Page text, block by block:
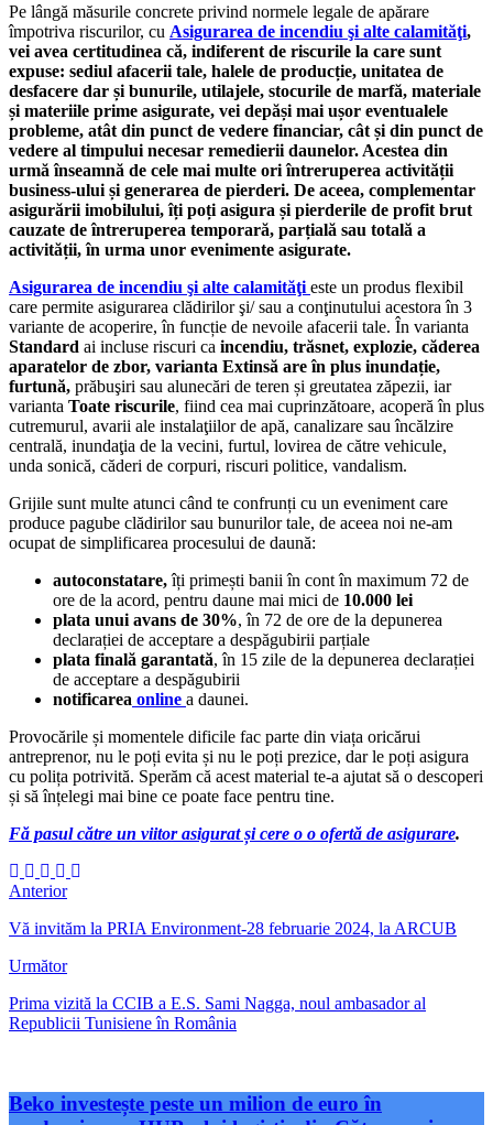
Pe lângă măsurile concrete privind normele legale de apărare
împotriva riscurilor, cu Asigurarea de incendiu şi alte calamităţi,
vei avea certitudinea că, indiferent de riscurile la care sunt
expuse: sediul afacerii tale, halele de producție, unitatea de
desfacere dar și bunurile, utilajele, stocurile de marfă, materiale
și materiile prime asigurate, vei depăși mai ușor eventualele
probleme, atât din punct de vedere financiar, cât și din punct de
vedere al timpului necesar remedierii daunelor. Acestea din
urmă înseamnă de cele mai multe ori întreruperea activității
business-ului și generarea de pierderi. De aceea, complementar
asigurării imobilului, îți poți asigura și pierderile de profit brut
cauzate de întreruperea temporară, parțială sau totală a
activității, în urma unor evenimente asigurate.
Asigurarea de incendiu şi alte calamităţi este un produs flexibil
care permite asigurarea clădirilor şi/ sau a conţinutului acestora în 3
variante de acoperire, în funcție de nevoile afacerii tale. În varianta
Standard ai incluse riscuri ca incendiu, trăsnet, explozie, căderea
aparatelor de zbor, varianta Extinsă are în plus inundație,
furtună, prăbuşiri sau alunecări de teren și greutatea zăpezii, iar
varianta Toate riscurile, fiind cea mai cuprinzătoare, acoperă în plus
cutremurul, avarii ale instalaţiilor de apă, canalizare sau încălzire
centrală, inundaţia de la vecini, furtul, lovirea de către vehicule,
unda sonică, căderi de corpuri, riscuri politice, vandalism.
Grijile sunt multe atunci când te confrunți cu un eveniment care
produce pagube clădirilor sau bunurilor tale, de aceea noi ne-am
ocupat de simplificarea procesului de daună:
autoconstatare,îți primești banii în cont în maximum 72 de
ore de la acord, pentru daune mai mici de 10.000 lei
plata unui avans de 30%, în 72 de ore de la depunerea
declarației de acceptare a despăgubirii parțiale
plata finală garantată, în 15 zile de la depunerea declarației
de acceptare a despăgubirii
notificarea online a daunei.
Provocările și momentele dificile fac parte din viața oricărui
antreprenor, nu le poți evita și nu le poți prezice, dar le poți asigura
cu polița potrivită. Sperăm că acest material te-a ajutat să o descoperi
și să înțelegi mai bine ce poate face pentru tine.
Fă pasul către un viitor asigurat și cere o o ofertă de asigurare.
Anterior
Vă invităm la PRIA Environment-28 februarie 2024, la ARCUB
Următor
Prima vizită la CCIB a E.S. Sami Nagga, noul ambasador al
Republicii Tunisiene în România
Beko investește peste un milion de euro în